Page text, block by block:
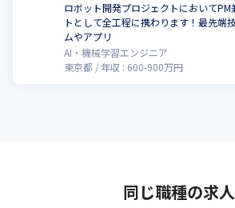
ロボット開発プロジェクトにおいてPM
トとして全工程に携わります！最先端
ムやアプリ
AI・機械学習エンジニア
東京都
年収 : 600-900万円
同じ職種の求人